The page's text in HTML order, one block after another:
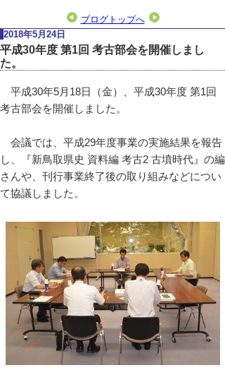
ブログトップへ
2018年5月24日
平成30年度 第1回 考古部会を開催しまし
た。
平成30年5月18日（金）、平成30年度 第1回
考古部会を開催しました。
会議では、平成29年度事業の実施結果を報告
し、『新鳥取県史 資料編 考古2 古墳時代』の編
さんや、刊行事業終了後の取り組みなどについ
て協議しました。